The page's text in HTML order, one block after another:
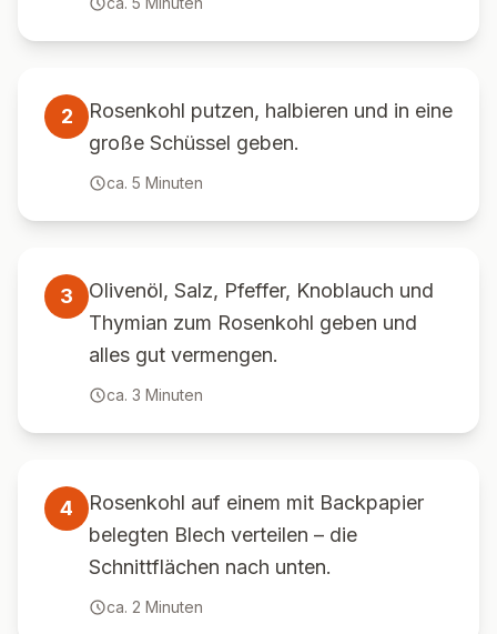
2
Rosenkohl putzen, halbieren und in eine
große Schüssel geben.
ca. 5 Minuten
3
Olivenöl, Salz, Pfeffer, Knoblauch und
Thymian zum Rosenkohl geben und
alles gut vermengen.
ca. 3 Minuten
4
Rosenkohl auf einem mit Backpapier
belegten Blech verteilen – die
Schnittflächen nach unten.
ca. 2 Minuten